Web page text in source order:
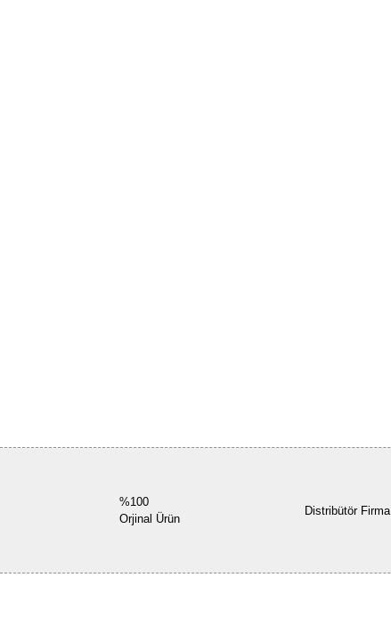
%100
Orjinal Ürün
Distribütör Firma